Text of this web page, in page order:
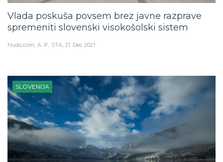
Vlada poskuša povsem brez javne razprave
spremeniti slovenski visokošolski sistem
Hudo.com A. P., STA 21. Dec 2021
SLOVENIJA